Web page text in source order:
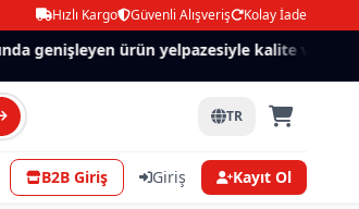
Hızlı Kargo Güvenli Alışveriş Kolay İade
genişleyen ürün yelpazesiyle kalite ve güven.
TR
B2B Giriş Giriş Kayıt Ol